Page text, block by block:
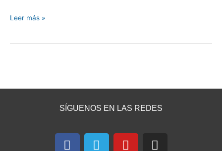
Leer más »
SÍGUENOS EN LAS REDES
F
T
Y
I